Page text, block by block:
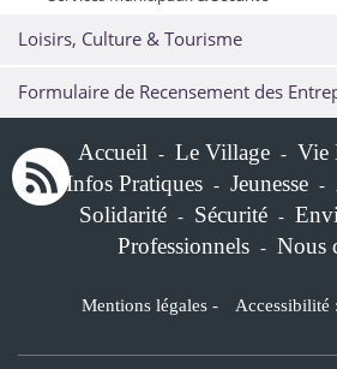
Loisirs, Culture & Tourisme
Formulaire de Recensement des
Accueil - Le Village - Vie
Infos Pratiques - Jeunesse -
Solidarité - Sécurité -
Professionnels - Nous
Mentions légales - Accessibilité